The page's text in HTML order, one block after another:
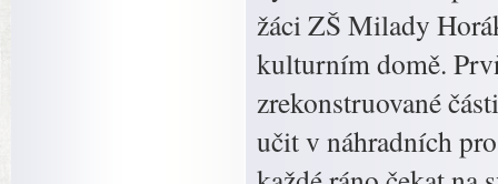
žáci ZŠ Milady
kulturním domě.
zrekonstruované
učit v náhradních